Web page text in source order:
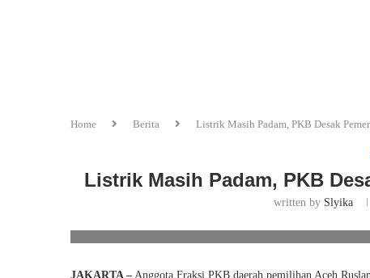
Home Berita Listrik Masih Padam, PKB Desak
Listrik Masih Padam, PKB
written by Slyika
JAKARTA – Anggota Fraksi PKB daerah pemilihan Aceh